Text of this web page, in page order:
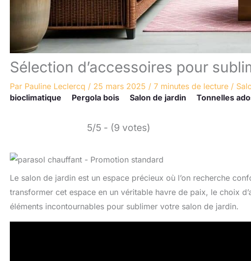
Sélection d’accessoires pour
Par Pauline Leclercq / 25 mars 2025 / 7 minutes de lecture /
bioclimatique
Pergola bois Salon de jardin Tonnelles
5/5 - (9 votes)
Le salon de jardin est un espace précieux où l’on recherche
transformer cet espace en un véritable havre de paix, le choix
éléments incontournables pour sublimer votre salon de jardin.